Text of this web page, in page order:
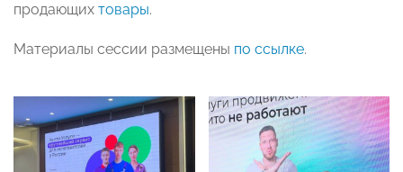
продающих товары.
Материалы сессии размещены по ссылке.